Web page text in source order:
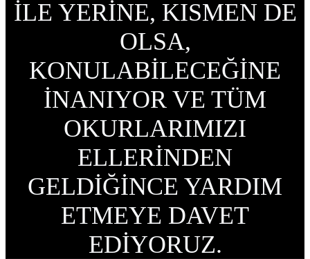
İLE YERİNE, KISMEN DE
OLSA,
KONULABİLECEĞİNE
İNANIYOR VE TÜM
OKURLARIMIZI
ELLERİNDEN
GELDİĞİNCE YARDIM
ETMEYE DAVET
EDİYORUZ.